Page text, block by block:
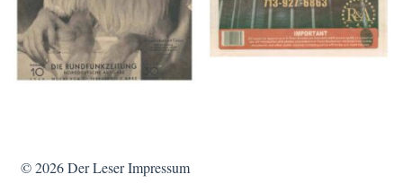
© 2026Der Leser Impressum